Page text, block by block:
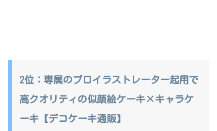
2位：専属のプロイラストレーター起用で
高クオリティの似顔絵ケーキ×キャラケ
ーキ【デコケーキ通販】